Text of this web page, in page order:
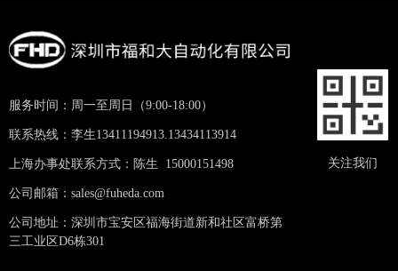
关注我们
服务时间：周一至周日（9:00-18:00）
联系热线：李生13411194913.13434113914
上海办事处联系方式：陈生 15000151498
公司邮箱：sales@fuheda.com
公司地址：深圳市宝安区福海街道新和社区富桥第
三工业区D6栋301